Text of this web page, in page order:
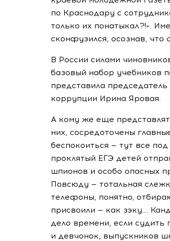
по Краснодару с
только их понатыкал?!».
сконфузился, осознав, что
В России силами
базовый набор учебников
представила
коррупции Ирина Яровая.
А кому же еще
них, сосредоточены
беспокоиться — тут все
проклятый ЕГЭ детей
шпионов и особо опасных
Повсюду — тотальная
телефоны, понятно,
присвоили — как зэку...
дело времени, если судить
и девчонок, выпускников